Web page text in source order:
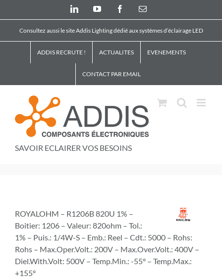
LinkedInYouTube FacebookEmail
Consultez aussi le site Addis Lighting dédié aux systèmes d’éclairage LED
ADDIS RECRUTE ! ACTUALITES EVENEMENTS
CONTACT PAR EMAIL
SAVOIR ECLAIRER VOS BESOINS
ROYALOHM – R1206B 820U 1% –
Boitier: 1206 – Valeur: 820ohm – Tol.:
1% – Puis.: 1/4W-S – Emb.: Reel – Cdt.: 5000 – Rohs:
Rohs – Max.Oper.Volt.: 200V – Max.Over.Volt.: 400V –
Diel.With.Volt: 500V – Temp.Min.: -55° – Temp.Max.:
+155°